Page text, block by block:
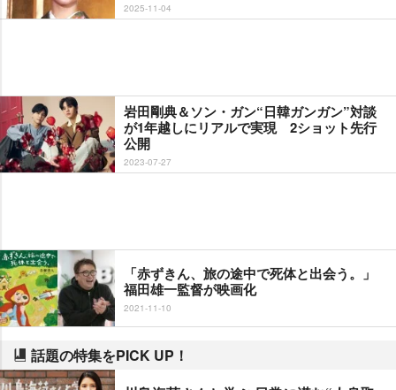
2025-11-04
田剛典＆ソン・ガン“日韓ガンガン”対談
が1年越しにリアルで実現 2ショット先行
公開
2023-07-27
「赤ずきん、旅の途中で死体と出会う。」
福田雄一監督が映画化
2021-11-10
話題の特集をPICK UP！